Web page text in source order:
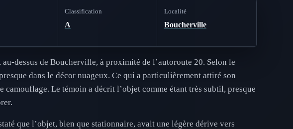
Classification
A
Localité
Boucherville
dessus de Boucherville, à proximité de l’autoroute 20. Selon le
dans le décor nuageux. Ce qui a particulièrement attiré son
Le témoin a décrit l’objet comme étant très subtil, presque
que l’objet, bien que stationnaire, avait une légère dérive vers